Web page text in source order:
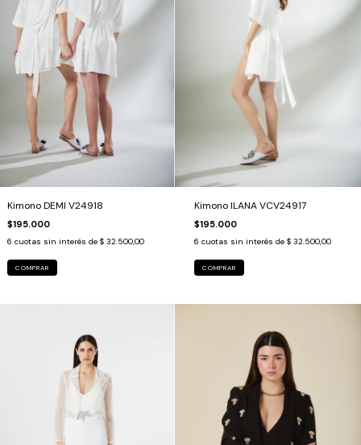
Kimono DEMI V24918
$195.000
6 cuotas sin interés de $ 32.500,00
COMPRAR
Kimono ILANA VCV24917
$195.000
6 cuotas sin interés de $ 32.500,00
COMPRAR